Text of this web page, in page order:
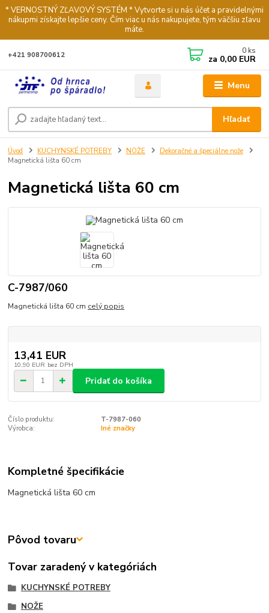
* VERNOSTNÝ ZĽAVOVÝ SYSTÉM * Vytvorte si u nás účet a pravidelnými
nákupmi získajte lepšie ceny. Čím viac u nás nakupujete, tým väčšiu zľavu
máte.
Menu
Hľadať
+421 908700612 0 ks
za 0,00 EUR
Úvod KUCHYNSKÉ POTREBY NOŽE
Dekoračné a špeciálne nože
Magnetická lišta 60 cm
Magnetická lišta 60 cm
C-7987/060
Magnetická lišta 60 cm celý popis
13,41 EUR
10,90 EUR bez DPH
Pridať do košíka
Číslo produktu:
T-7987-060
Výrobca:
Iné značky
Kompletné špecifikácie
Magnetická lišta 60 cm
Pôvod tovaru
Tovar zaradený v kategóriách
KUCHYNSKÉ POTREBY
NOŽE